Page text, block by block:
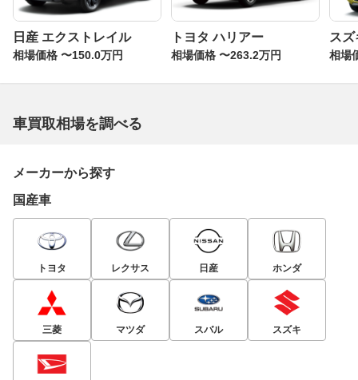
日産 エクストレイル
相場価格 〜150.0万円
トヨタ ハリアー
相場価格 〜263.2万円
ス
相場
車買取相場を調べる
メーカーから探す
国産車
トヨタ レクサス 日産 ホンダ
三菱 マツダ スバル スズキ